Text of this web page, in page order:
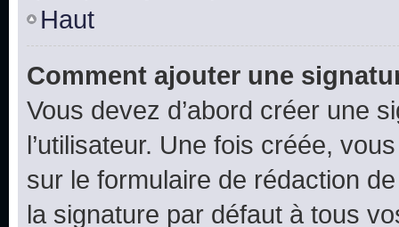
Haut
Comment ajouter une
Vous devez d’abord créer une
l’utilisateur. Une fois créée,
sur le formulaire de rédaction
la signature par défaut à tous